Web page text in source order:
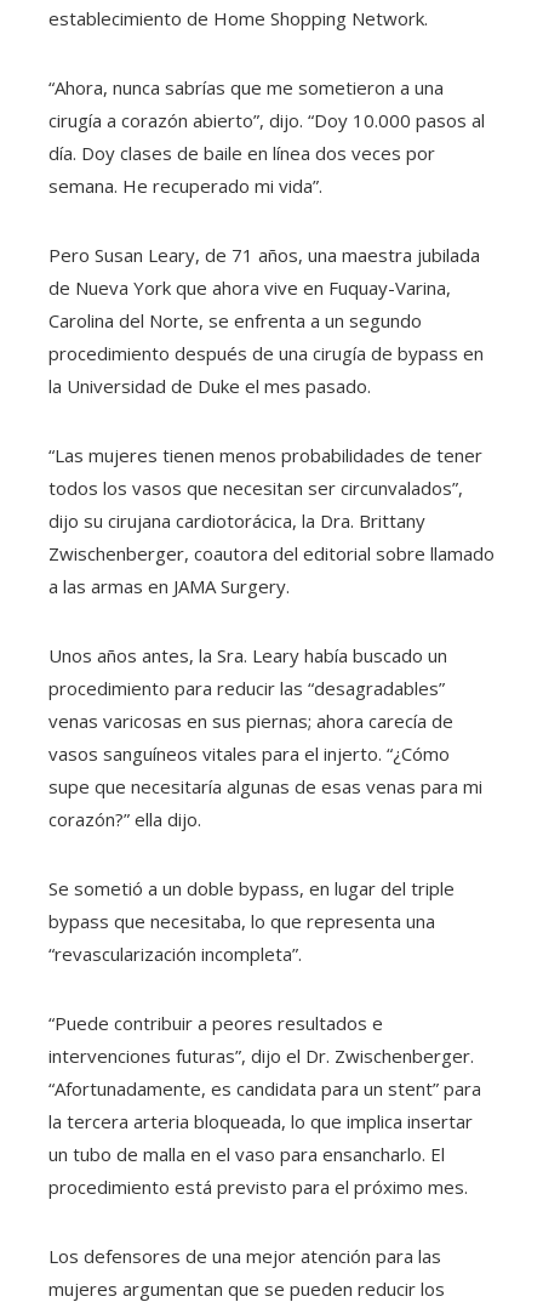
establecimiento de Home Shopping Network.
“Ahora, nunca sabrías que me sometieron a una
cirugía a corazón abierto”, dijo. “Doy 10.000 pasos al
día. Doy clases de baile en línea dos veces por
semana. He recuperado mi vida”.
Pero Susan Leary, de 71 años, una maestra jubilada
de Nueva York que ahora vive en Fuquay-Varina,
Carolina del Norte, se enfrenta a un segundo
procedimiento después de una cirugía de bypass en
la Universidad de Duke el mes pasado.
“Las mujeres tienen menos probabilidades de tener
todos los vasos que necesitan ser circunvalados”,
dijo su cirujana cardiotorácica, la Dra. Brittany
Zwischenberger, coautora del editorial sobre llamado
a las armas en JAMA Surgery.
Unos años antes, la Sra. Leary había buscado un
procedimiento para reducir las “desagradables”
venas varicosas en sus piernas; ahora carecía de
vasos sanguíneos vitales para el injerto. “¿Cómo
supe que necesitaría algunas de esas venas para mi
corazón?” ella dijo.
Se sometió a un doble bypass, en lugar del triple
bypass que necesitaba, lo que representa una
“revascularización incompleta”.
“Puede contribuir a peores resultados e
intervenciones futuras”, dijo el Dr. Zwischenberger.
“Afortunadamente, es candidata para un stent” para
la tercera arteria bloqueada, lo que implica insertar
un tubo de malla en el vaso para ensancharlo. El
procedimiento está previsto para el próximo mes.
Los defensores de una mejor atención para las
mujeres argumentan que se pueden reducir los